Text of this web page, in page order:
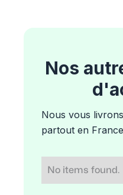
Nos
Nous vous
partout en France
No items found.